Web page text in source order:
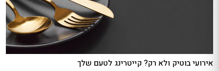
אירועי בוטיק ולא רק? קייטרינג לטעם שלך